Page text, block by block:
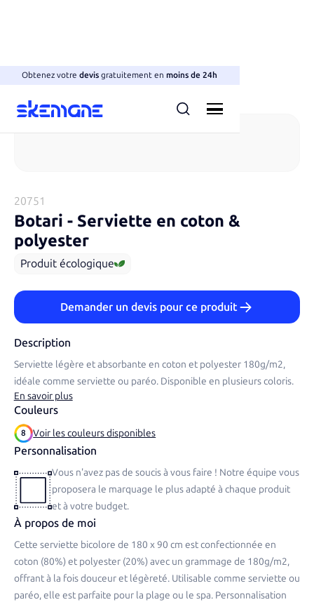
Obtenez votre devisgratuitement enmoins de 24h
20751
Botari - Serviette en coton &
polyester
Produit écologique
Demander un devis pour ce produit
Description
Serviette légère et absorbante en coton et polyester 180g/m2,
idéale comme serviette ou paréo. Disponible en plusieurs coloris.
En savoir plus
Couleurs
8 Voir les couleurs disponibles
Personnalisation
Vous n'avez pas de soucis à vous faire ! Notre équipe vous
proposera le marquage le plus adapté à chaque produit
et à votre budget.
À propos de moi
Cette serviette bicolore de 180 x 90 cm est confectionnée en
coton (80%) et polyester (20%) avec un grammage de 180g/m2,
offrant à la fois douceur et légèreté. Utilisable comme serviette ou
paréo, elle est parfaite pour la plage ou le spa. Personnalisation